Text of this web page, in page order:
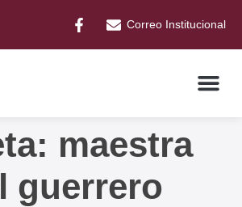
Correo Institucional
maestra
guerrero